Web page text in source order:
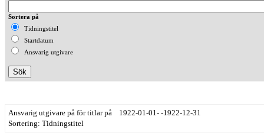
Sortera på
Tidningstitel
Startdatum
Ansvarig utgivare
Ansvarig utgivare på för titlar på 1922-01-01- -1922-12-31
Sortering: Tidningstitel